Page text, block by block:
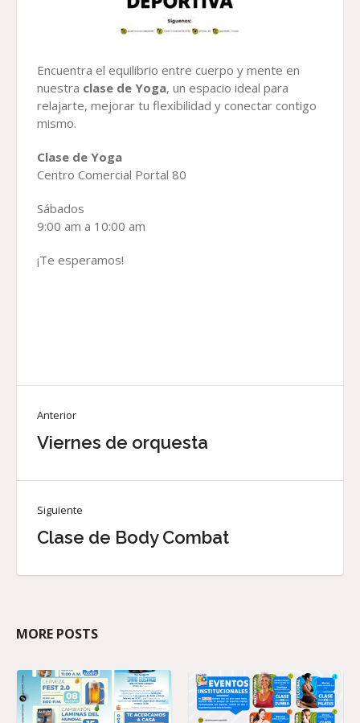
Encuentra el equilibrio entre cuerpo y mente en
nuestra clase de Yoga, un espacio ideal para
relajarte, mejorar tu flexibilidad y conectar contigo
mismo.
Clase de Yoga
Centro Comercial Portal 80
Sábados
9:00 am a 10:00 am
¡Te esperamos!
Anterior
Viernes de orquesta
Siguiente
Clase de Body Combat
MORE POSTS